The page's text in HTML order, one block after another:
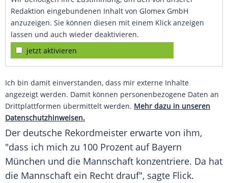
Redaktion eingebundenen Inhalt von Glomex GmbH
anzuzeigen. Sie können diesen mit einem Klick anzeigen
lassen und auch wieder deaktivieren.
jetzt aktivieren
Ich bin damit einverstanden, dass mir externe Inhalte
angezeigt werden. Damit können personenbezogene Daten an
Drittplattformen übermittelt werden. Mehr dazu in unseren
Datenschutzhinweisen.
Der deutsche Rekordmeister erwarte von ihm,
"dass ich mich zu 100 Prozent auf Bayern
München und die Mannschaft konzentriere. Da hat
die Mannschaft ein Recht drauf", sagte Flick.